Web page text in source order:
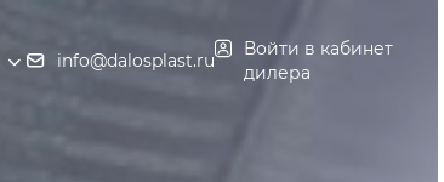
info@dalosplast.ru
Войти в кабинет
дилера